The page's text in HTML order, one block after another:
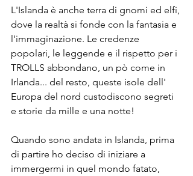
L'Islanda è anche terra di gnomi ed elfi,
dove la realtà si fonde con la fantasia e
l'immaginazione. Le credenze
popolari, le leggende e il rispetto per i
TROLLS abbondano, un pò come in
Irlanda... del resto, queste isole dell'
Europa del nord custodiscono segreti
e storie da mille e una notte!
Quando sono andata in Islanda, prima
di partire ho deciso di iniziare a
immergermi in quel mondo fatato,